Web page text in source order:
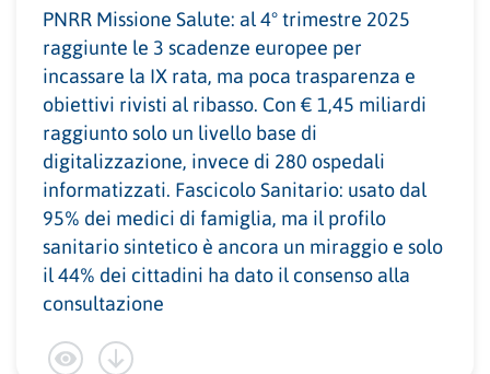
PNRR Missione Salute: al 4° trimestre 2025
raggiunte le 3 scadenze europee per
incassare la IX rata, ma poca trasparenza e
obiettivi rivisti al ribasso. Con € 1,45 miliardi
raggiunto solo un livello base di
digitalizzazione, invece di 280 ospedali
informatizzati. Fascicolo Sanitario: usato dal
95% dei medici di famiglia, ma il profilo
sanitario sintetico è ancora un miraggio e solo
il 44% dei cittadini ha dato il consenso alla
consultazione